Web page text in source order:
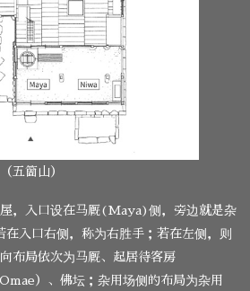
，入口设在马厩(Maya)侧，旁边就是杂
入口右侧，称为右胜手；若在左侧，则
布局依次为马厩、起居待客房
）、佛坛；杂用场侧的布局为杂用
五箇山）